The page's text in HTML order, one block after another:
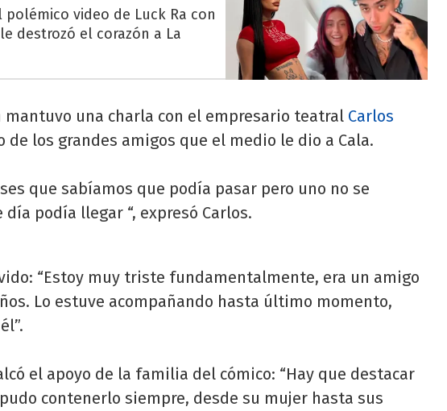
video de Luck Ra con
destrozó el corazón a La
mantuvo una charla con el empresario teatral Carlos
de los grandes amigos que el medio le dio a Cala.
que sabíamos que podía pasar pero uno no se
podía llegar “, expresó Carlos.
“Estoy muy triste fundamentalmente, era un amigo
Lo estuve acompañando hasta último momento,
el apoyo de la familia del cómico: “Hay que destacar
contenerlo siempre, desde su mujer hasta sus